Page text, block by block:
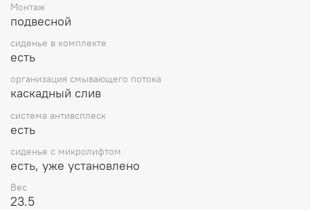
Монтаж
подвесной
сиденье в комплекте
есть
организация смывающего потока
каскадный слив
система антивсплеск
есть
сиденье с микролифтом
есть, уже установлено
Вес
23.5